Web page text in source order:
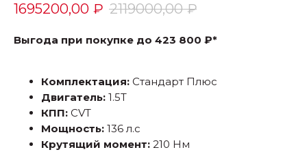
1695200,00 ₽ 2119000,00 ₽
Выгода при покупке до 423 800 ₽*
Комплектация: Стандарт Плюс
Двигатель: 1.5Т
КПП: CVT
Мощность: 136 л.с
Крутящий момент: 210 Нм